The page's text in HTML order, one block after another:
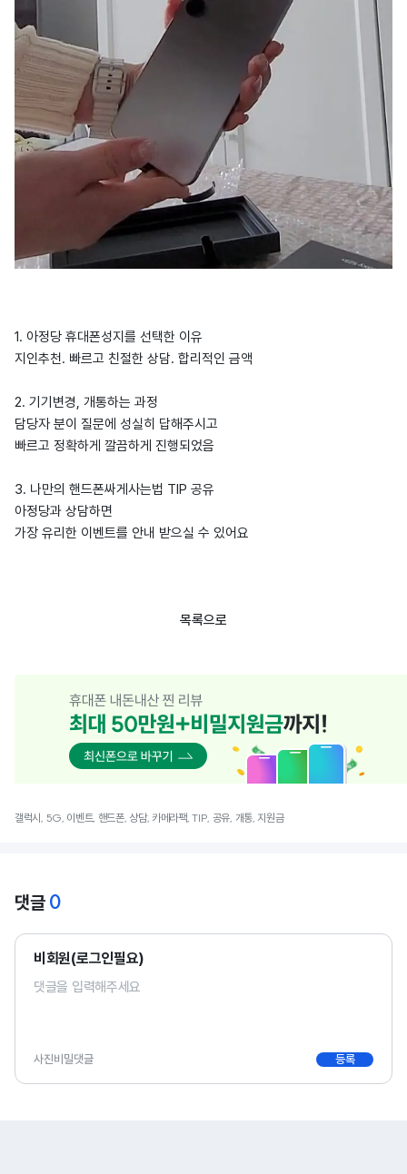
1. 아정당 휴대폰성지를 선택한 이유
지인추천. 빠르고 친절한 상담. 합리적인 금액
2. 기기변경, 개통하는 과정
담당자 분이 질문에 성실히 답해주시고
빠르고 정확하게 깔끔하게 진행되었음
3. 나만의 핸드폰싸게사는법 TIP 공유
아정당과 상담하면
가장 유리한 이벤트를 안내 받으실 수 있어요
목록으로
갤럭시, 5G, 이벤트, 핸드폰, 상담, 카메라팩, TIP, 공유, 개통, 지원금
댓글 0
비회원(로그인필요)
사진비밀댓글 등록